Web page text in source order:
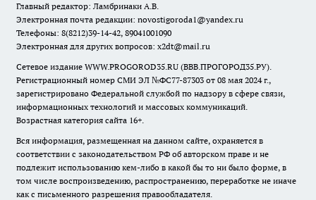
Главный редактор: Ламбринаки А.В.
Электронная почта редакции: novostigoroda1@yandex.ru
Телефоны: 8(8212)39-14-42, 89041001090
Электронная для других вопросов: x2dt@mail.ru
Сетевое издание WWW.PROGOROD35.RU (ВВВ.ПРОГОРОД35.РУ).
Регистрационный номер СМИ ЭЛ №ФС77-87303 от 08 мая 2024 г.,
зарегистрировано Федеральной службой по надзору в сфере связи,
информационных технологий и массовых коммуникаций.
Возрастная категория сайта 16+.
Вся информация, размещенная на данном сайте, охраняется в
соответствии с законодательством РФ об авторском праве и не
подлежит использованию кем-либо в какой бы то ни было форме, в
том числе воспроизведению, распространению, переработке не иначе
как с письменного разрешения правообладателя.